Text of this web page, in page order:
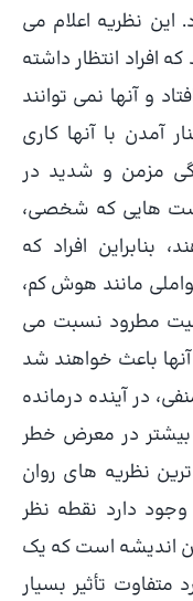
این نظریه اعلام می
افراد انتظار داشته
و آنها نمی توانند
آمدن با آنها کاری
مزمن و شدید در
هایی که شخصی،
بنابراین افراد که
مانند هوش کم،
مطرود نسبت می
باعث خواهند شد
در آینده درمانده
بیشتر در معرض خطر
ترین نظریه های روان
دارد نقطه نظر
اندیشه است که یک
تأثیر بسیار